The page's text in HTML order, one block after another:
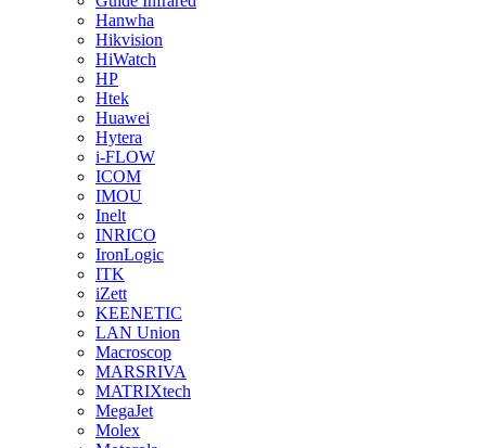
Hanwha
Hikvision
HiWatch
HP
Htek
Huawei
Hytera
i-FLOW
ICOM
IMOU
Inelt
INRICO
IronLogic
ITK
iZett
KEENETIC
LAN Union
Macroscop
MARSRIVA
MATRIXtech
MegaJet
Molex